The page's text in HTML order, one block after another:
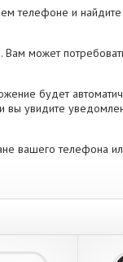
телефоне и найдите
Вам может
будет
вы увидите
вашего телефона